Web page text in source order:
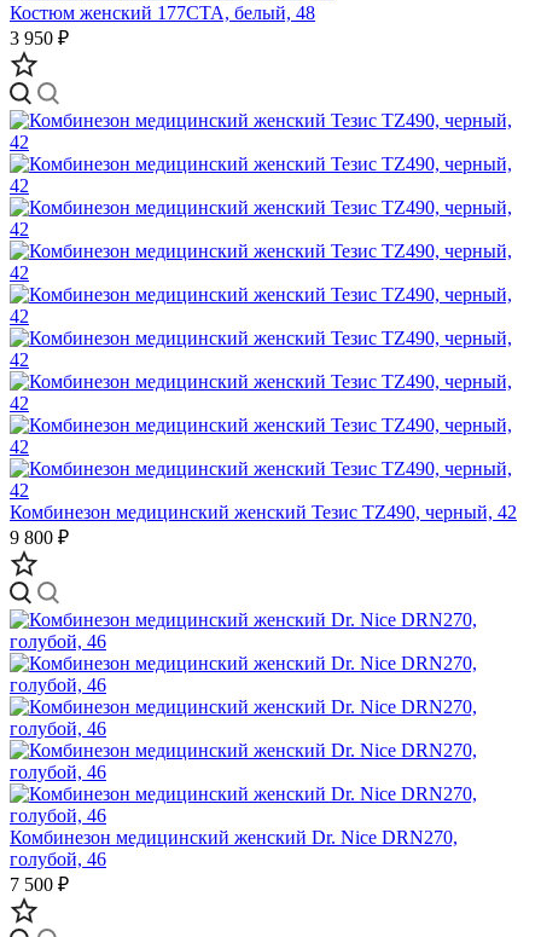
Костюм женский 177СТА, белый, 48
3 950 ₽
Комбинезон медицинский женский Тезис TZ490, черный, 42
9 800 ₽
Комбинезон медицинский женский Dr. Nice DRN270,
голубой, 46
7 500 ₽